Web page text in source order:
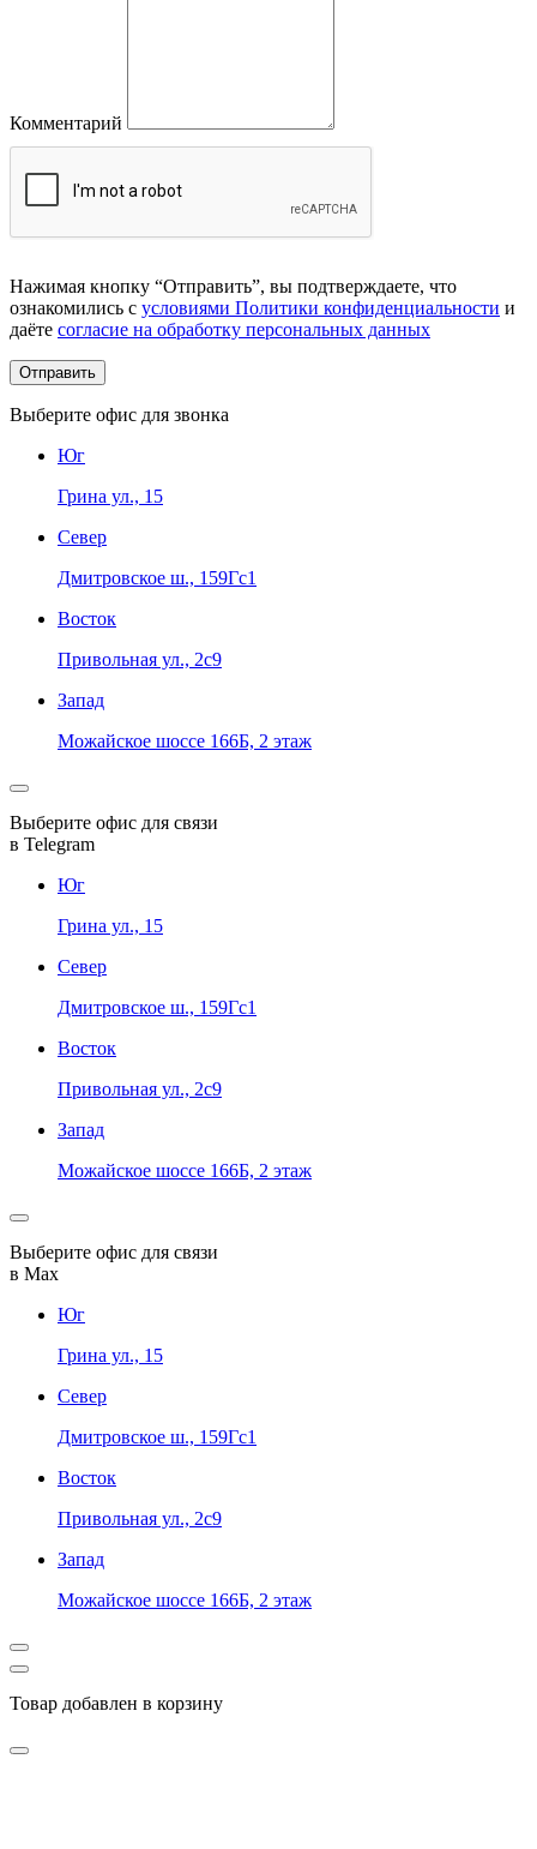
Комментарий
Нажимая кнопку “Отправить”, вы подтверждаете, что
ознакомились с условиями Политики конфиденциальности и
даёте согласие на обработку персональных данных
Выберите офис для звонка
Юг
Грина ул., 15
Север
Дмитровское ш., 159Гс1
Восток
Привольная ул., 2с9
Запад
Можайское шоссе 166Б, 2 этаж
Выберите офис для связи
в Telegram
Юг
Грина ул., 15
Север
Дмитровское ш., 159Гс1
Восток
Привольная ул., 2с9
Запад
Можайское шоссе 166Б, 2 этаж
Выберите офис для связи
в Max
Юг
Грина ул., 15
Север
Дмитровское ш., 159Гс1
Восток
Привольная ул., 2с9
Запад
Можайское шоссе 166Б, 2 этаж
Товар добавлен в корзину